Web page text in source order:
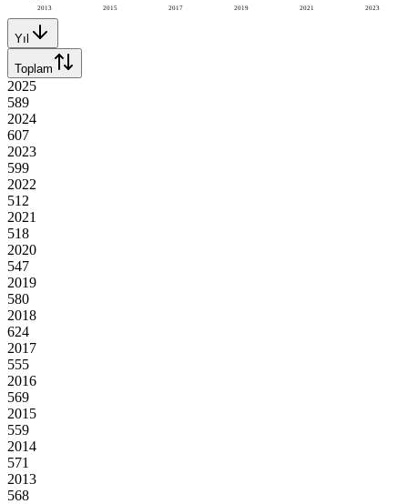
2013 2015 2017 2019 2021 2023
Yıl
Toplam
2025
589
2024
607
2023
599
2022
512
2021
518
2020
547
2019
580
2018
624
2017
555
2016
569
2015
559
2014
571
2013
568